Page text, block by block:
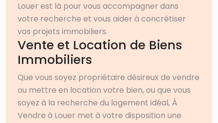
Louer est là pour vous accompagner dans
votre recherche et vous aider à concrétiser
vos projets immobiliers.
Vente et Location de Biens
Immobiliers
Que vous soyez propriétaire désireux de vendre
ou mettre en location votre bien, ou que vous
soyez à la recherche du logement idéal, À
Vendre à Louer met à votre disposition une